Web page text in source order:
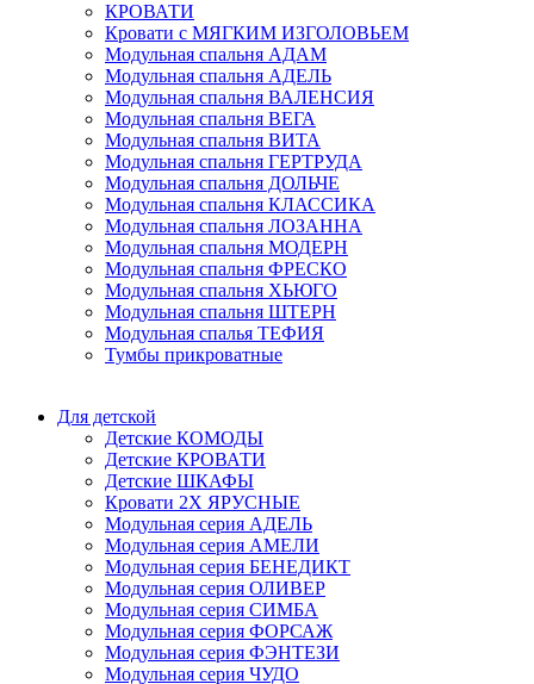
КРОВАТИ
Кровати с МЯГКИМ ИЗГОЛОВЬЕМ
Модульная спальня АДАМ
Модульная спальня АДЕЛЬ
Модульная спальня ВАЛЕНСИЯ
Модульная спальня ВЕГА
Модульная спальня ВИТА
Модульная спальня ГЕРТРУДА
Модульная спальня ДОЛЬЧЕ
Модульная спальня КЛАССИКА
Модульная спальня ЛОЗАННА
Модульная спальня МОДЕРН
Модульная спальня ФРЕСКО
Модульная спальня ХЬЮГО
Модульная спальня ШТЕРН
Модульная спалья ТЕФИЯ
Тумбы прикроватные
Для детской
Детские КОМОДЫ
Детские КРОВАТИ
Детские ШКАФЫ
Кровати 2Х ЯРУСНЫЕ
Модульная серия АДЕЛЬ
Модульная серия АМЕЛИ
Модульная серия БЕНЕДИКТ
Модульная серия ОЛИВЕР
Модульная серия СИМБА
Модульная серия ФОРСАЖ
Модульная серия ФЭНТЕЗИ
Модульная серия ЧУДО